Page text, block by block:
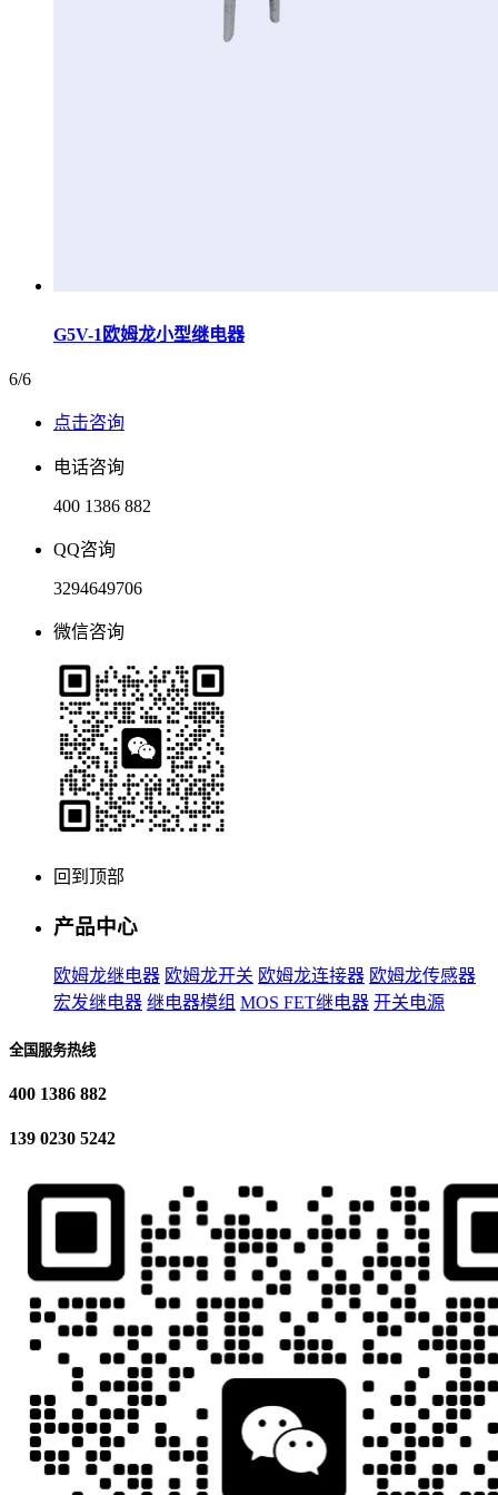
G5V-1欧姆龙小型继电器
6/6
点击咨询
电话咨询
400 1386 882
QQ咨询
3294649706
微信咨询
回到顶部
产品中心
欧姆龙继电器 欧姆龙开关 欧姆龙连接器 欧姆龙传感器
宏发继电器 继电器模组 MOS FET继电器 开关电源
全国服务热线
400 1386 882
139 0230 5242